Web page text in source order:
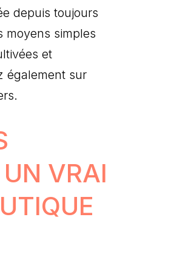
depuis toujours
moyens simples
et
également sur
VRAI